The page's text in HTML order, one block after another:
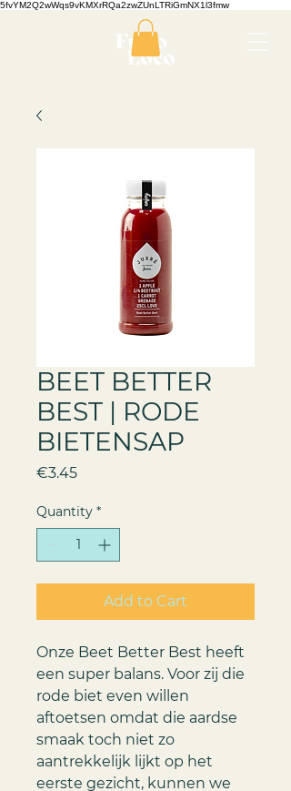
5fvYM2Q2wWqs9vKMXrRQa2zwZUnLTRiGmNX1l3fmw
BEET BETTER
BEST | RODE
BIETENSAP
€3.45Price
Quantity *
Add to Cart
Onze Beet Better Best heeft
een super balans. Voor zij die
rode biet even willen
aftoetsen omdat die aardse
smaak toch niet zo
aantrekkelijk lijkt op het
eerste gezicht, kunnen we